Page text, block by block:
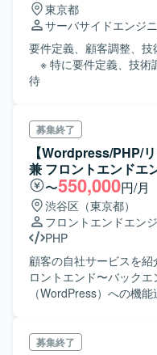
東京都
サーバサイドエンジ
要件定義、顧客調整、
※ 特に要件定義、技術
待
募集終了
【Wordpress/PHP/
兼 フロントエンドエ
〜550,000円/月
渋谷区（東京都）
フロントエンドエン
PHP
顧客の自社サービスを
ロントエンド〜バック
（WordPress）への機
新
募集終了